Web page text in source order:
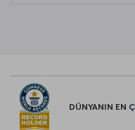
DÜNYANIN EN